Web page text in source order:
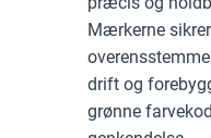
Mærkerne
drift og
grønne